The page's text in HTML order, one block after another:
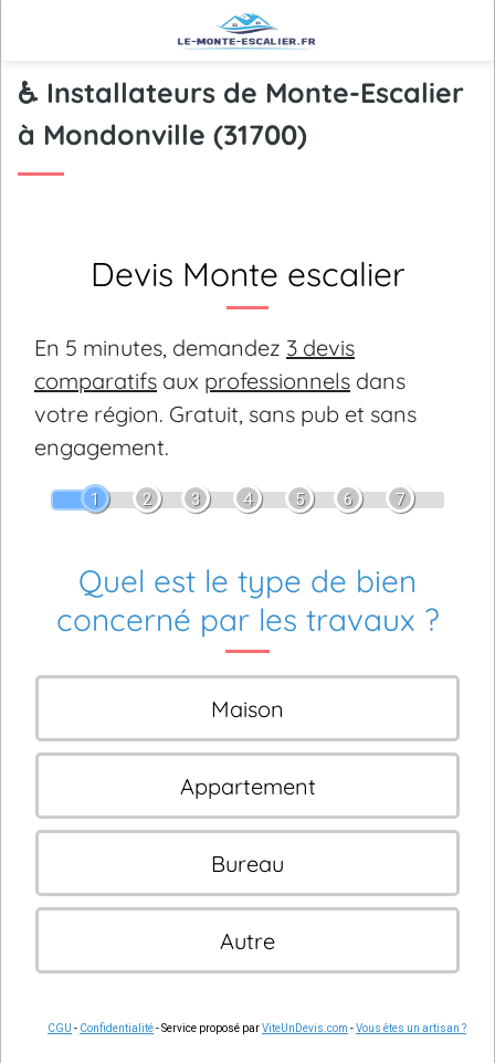
♿ Installateurs de Monte-Escalier
à Mondonville (31700)
Devis Monte escalier
En 5 minutes, demandez 3 devis
comparatifs aux professionnels dans
votre région. Gratuit, sans pub et sans
engagement.
1 2 3 4 5 6 7
Quel est le type de bien
concerné par les travaux ?
Maison
Appartement
Bureau
Autre
CGU - Confidentialité- Service proposé parViteUnDevis.com -Vous êtes un artisan ?